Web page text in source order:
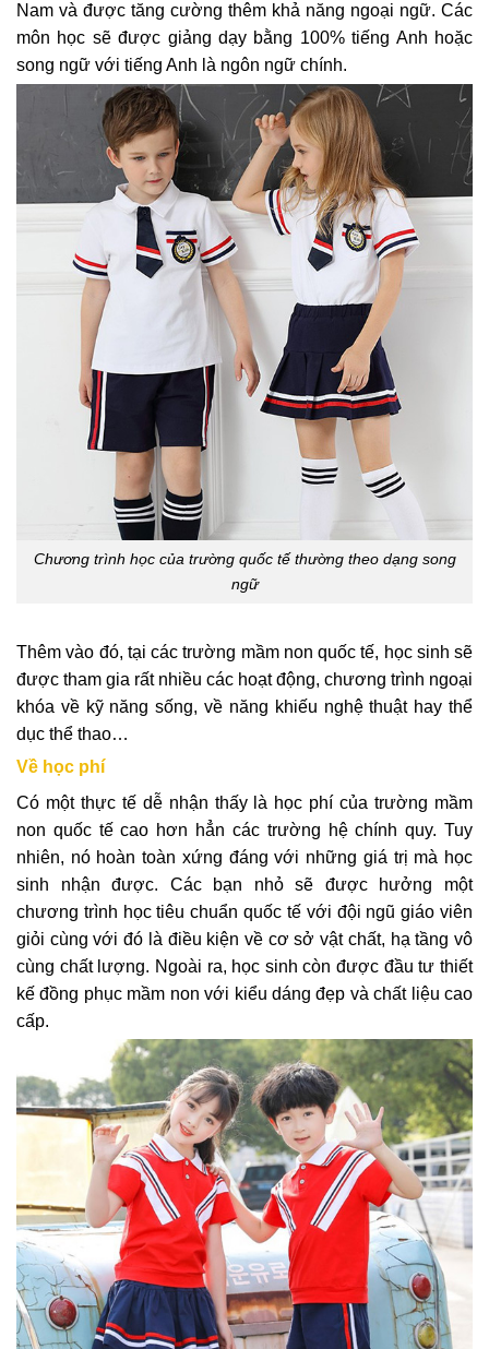
Nam và được tăng cường thêm khả năng ngoại ngữ. Các
môn học sẽ được giảng dạy bằng 100% tiếng Anh hoặc
song ngữ với tiếng Anh là ngôn ngữ chính.
Chương trình học của trường quốc tế thường theo dạng song
ngữ
Thêm vào đó, tại các trường mầm non quốc tế, học sinh sẽ
được tham gia rất nhiều các hoạt động, chương trình ngoại
khóa về kỹ năng sống, về năng khiếu nghệ thuật hay thể
dục thể thao…
Về học phí
Có một thực tế dễ nhận thấy là học phí của trường mầm
non quốc tế cao hơn hẳn các trường hệ chính quy. Tuy
nhiên, nó hoàn toàn xứng đáng với những giá trị mà học
sinh nhận được. Các bạn nhỏ sẽ được hưởng một
chương trình học tiêu chuẩn quốc tế với đội ngũ giáo viên
giỏi cùng với đó là điều kiện về cơ sở vật chất, hạ tầng vô
cùng chất lượng. Ngoài ra, học sinh còn được đầu tư thiết
kế đồng phục mầm non với kiểu dáng đẹp và chất liệu cao
cấp.